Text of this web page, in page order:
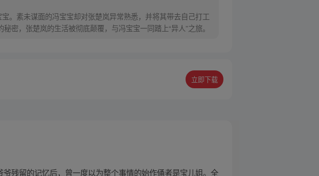
。素未谋面的冯宝宝却对张楚岚异常熟悉，并将其带去自己打工
密，张楚岚的生活被彻底颠覆，与冯宝宝一同踏上“异人”之旅。
立即下载
残留的记忆后，曾一度以为整个事情的始作俑者是宝儿姐。全